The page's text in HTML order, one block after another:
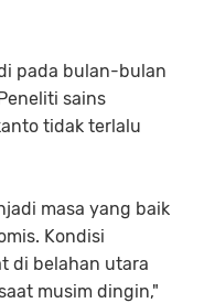
pada bulan-bulan
sains
tidak terlalu
masa yang baik
Kondisi
di belahan utara
musim dingin,"